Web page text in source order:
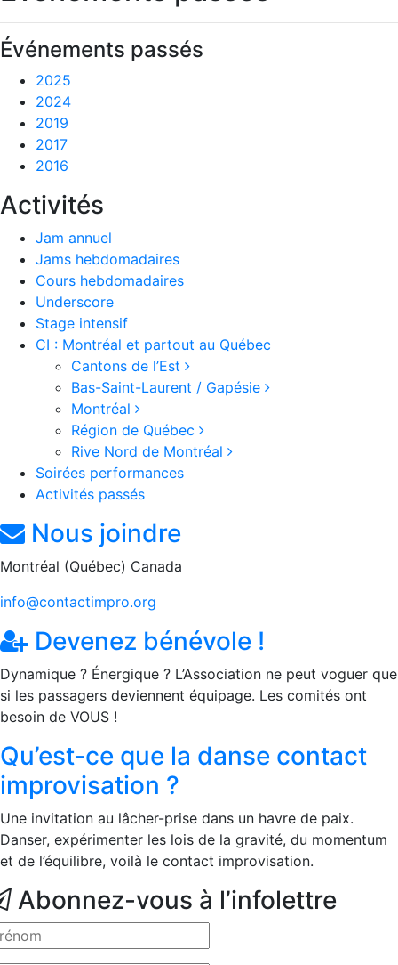
Événements passés
2025
2024
2019
2017
2016
Activités
Jam annuel
Jams hebdomadaires
Cours hebdomadaires
Underscore
Stage intensif
CI : Montréal et partout au Québec
Cantons de l’Est
Bas-Saint-Laurent / Gapésie
Montréal
Région de Québec
Rive Nord de Montréal
Soirées performances
Activités passés
Nous joindre
Montréal (Québec) Canada
info@contactimpro.org
Devenez bénévole !
Dynamique ? Énergique ? L’Association ne peut voguer que
si les passagers deviennent équipage. Les comités ont
besoin de VOUS !
Qu’est-ce que la danse contact
improvisation ?
Une invitation au lâcher-prise dans un havre de paix.
Danser, expérimenter les lois de la gravité, du momentum
et de l’équilibre, voilà le contact improvisation.
Abonnez-vous à l’infolettre